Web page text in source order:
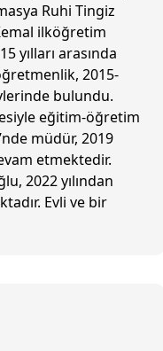
Ruhi Tingiz
ilköğretim
yılları arasında
2015-
bulundu.
eğitim-öğretim
müdür, 2019
etmektedir.
2022 yılından
Evli ve bir